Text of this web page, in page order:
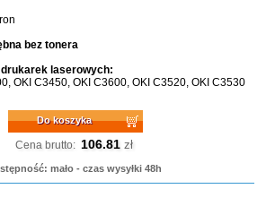
bez tonera
laserowych:
OKI C3450, OKI C3600, OKI C3520, OKI C3530
Do koszyka
Cena brutto: 106.81 zł
mało - czas wysyłki 48h